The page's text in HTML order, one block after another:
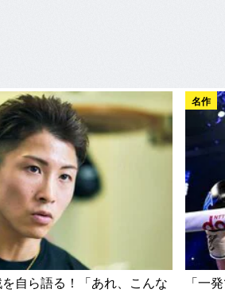
自ら語る！「あれ、こんな
名作
「一